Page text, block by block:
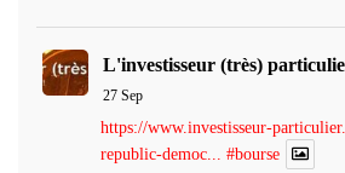
L'investisseur (très)
27 Sep
https://www.investisseur-
republic-democ... #bourse